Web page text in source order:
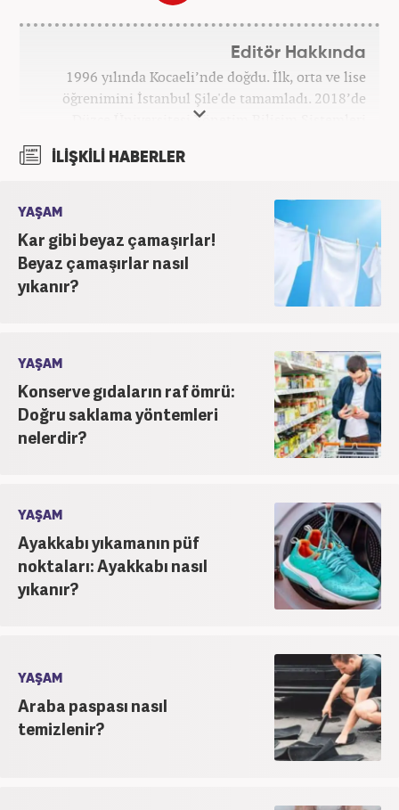
Editör Hakkında
1996 yılında Kocaeli’nde doğdu. İlk, orta ve lise
öğrenimini İstanbul Şile'de tamamladı. 2018’de
Düzce Üniversitesi Yönetim Bilişim Sistemleri
bağlı Haber7.com bünyesinde ‘SEO Editörü’
İLİŞKİLİ HABERLER
YAŞAM
Kar gibi beyaz çamaşırlar!
Beyaz çamaşırlar nasıl
yıkanır?
YAŞAM
Konserve gıdaların raf ömrü:
Doğru saklama yöntemleri
nelerdir?
YAŞAM
Ayakkabı yıkamanın püf
noktaları: Ayakkabı nasıl
yıkanır?
YAŞAM
Araba paspası nasıl
temizlenir?